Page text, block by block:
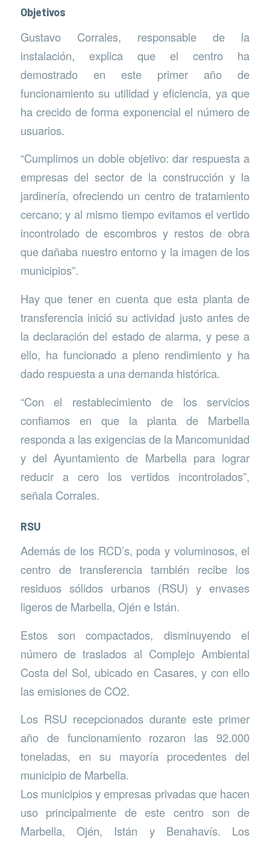
Objetivos
Gustavo Corrales, responsable de la
instalación, explica que el centro ha
demostrado en este primer año de
funcionamiento su utilidad y eficiencia, ya que
ha crecido de forma exponencial el número de
usuarios.
“Cumplimos un doble objetivo: dar respuesta a
empresas del sector de la construcción y la
jardinería, ofreciendo un centro de tratamiento
cercano; y al mismo tiempo evitamos el vertido
incontrolado de escombros y restos de obra
que dañaba nuestro entorno y la imagen de los
municipios”.
Hay que tener en cuenta que esta planta de
transferencia inició su actividad justo antes de
la declaración del estado de alarma, y pese a
ello, ha funcionado a pleno rendimiento y ha
dado respuesta a una demanda histórica.
“Con el restablecimiento de los servicios
confiamos en que la planta de Marbella
responda a las exigencias de la Mancomunidad
y del Ayuntamiento de Marbella para lograr
reducir a cero los vertidos incontrolados”,
señala Corrales.
RSU
Además de los RCD’s, poda y voluminosos, el
centro de transferencia también recibe los
residuos sólidos urbanos (RSU) y envases
ligeros de Marbella, Ojén e Istán.
Estos son compactados, disminuyendo el
número de traslados al Complejo Ambiental
Costa del Sol, ubicado en Casares, y con ello
las emisiones de CO2.
Los RSU recepcionados durante este primer
año de funcionamiento rozaron las 92.000
toneladas, en su mayoría procedentes del
municipio de Marbella.
Los municipios y empresas privadas que hacen
uso principalmente de este centro son de
Marbella, Ojén, Istán y Benahavís. Los